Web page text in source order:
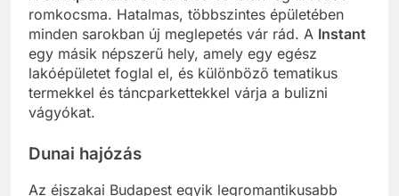
ASzimpla Kertvolt az első és talán leghíresebb
romkocsma. Hatalmas, többszintes épületében
minden sarokban új meglepetés vár rád. A
egy másik népszerű hely, amely egy egész
lakóépületet foglal el, és különböző tematikus
termekkel és táncparkettekkel várja a bulizni
Dunai hajózás